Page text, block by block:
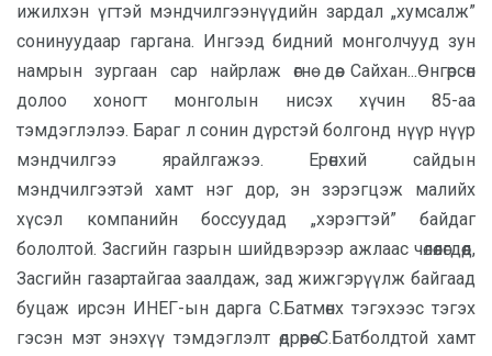
ижилхэн үгтэй мэндчилгээнүүдийн зардал „хумсалж”
сонинуудаар гаргана. Ингээд бидний монголчууд зун
намрын зургаан сар найрлаж өгнө дөө. Сайхан...Өнгөрсөн
долоо хоногт монголын нисэх хүчин 85-аа
тэмдэглэлээ. Бараг л сонин дүрстэй болгонд нүүр нүүр
мэндчилгээ ярайлгажээ. Ерөнхий сайдын
мэндчилгээтэй хамт нэг дор, эн зэрэгцэж малийх
хүсэл компанийн боссуудад „хэрэгтэй” байдаг
бололтой. Засгийн газрын шийдвэрээр ажлаас чөлөөлөгдөөд,
Засгийн газартайгаа заалдаж, зад жижгэрүүлж байгаад
буцаж ирсэн ИНЕГ-ын дарга С.Батмөнх тэгэхээс тэгэх
гэсэн мэт энэхүү тэмдэглэлт өдрөөрөө С.Батболдтой хамт